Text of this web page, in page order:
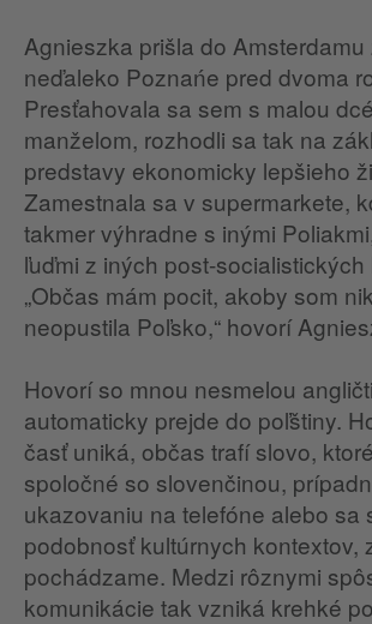
Agnieszka prišla do Amsterdamu
neďaleko Poznańe pred dvoma
Presťahovala sa sem s malou
manželom, rozhodli sa tak na
predstavy ekonomicky lepšieho
Zamestnala sa v supermarkete,
takmer výhradne s inými
ľuďmi z iných post-socialistických
„Občas mám pocit, akoby som
neopustila Poľsko,“ hovorí
Hovorí so mnou nesmelou
automaticky prejde do poľštiny.
časť uniká, občas trafí slovo,
spoločné so slovenčinou,
ukazovaniu na telefóne alebo sa
podobnosť kultúrnych kontextov,
pochádzame. Medzi rôznymi
komunikácie tak vzniká krehké